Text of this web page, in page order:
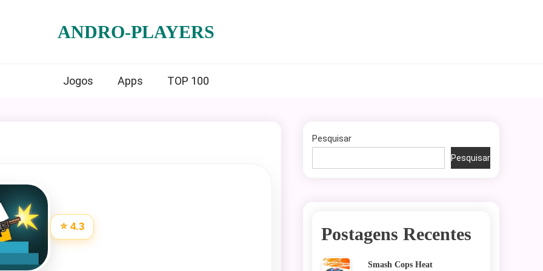
ANDRO-PLAYERS
Jogos Apps TOP 100
⭐ 4.3
Pesquisar
Pesquisar
Postagens Recentes
Smash Cops Heat